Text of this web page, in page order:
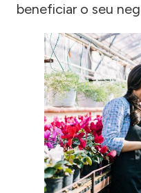
beneficiar o seu